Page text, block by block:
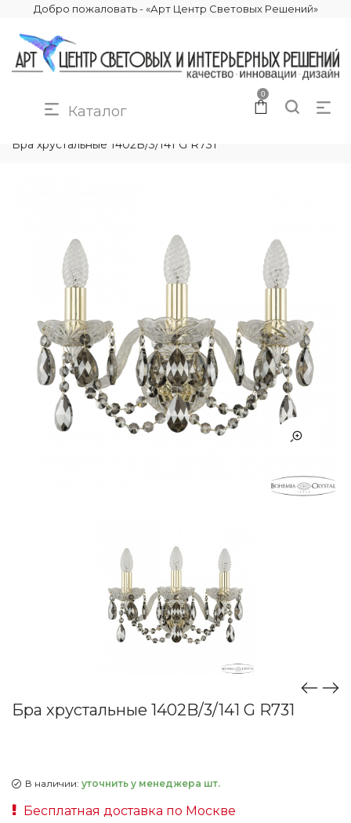
Добро пожаловать - «Арт Центр Световых Решений»
Каталог
0
Бра хрустальные 1402B/3/141 G R731
Бра хрустальные 1402B/3/141 G R731
В наличии: уточнить у менеджера шт.
Бесплатная доставка по Москве